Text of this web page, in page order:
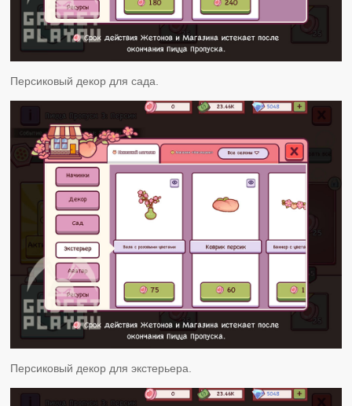
Персиковый декор для сада.
Персиковый декор для экстерьера.